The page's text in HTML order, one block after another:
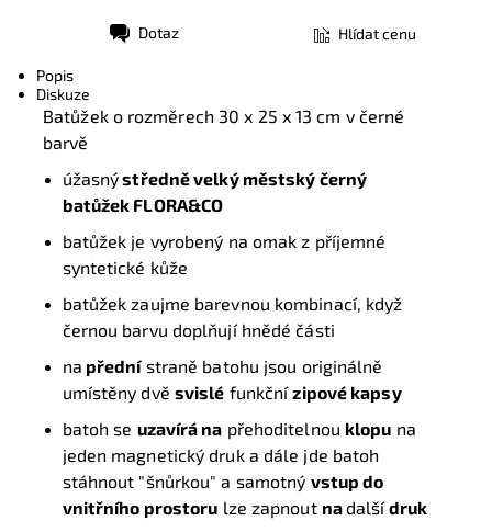
Dotaz Hlídat cenu
Popis
Diskuze
Batůžek o rozměrech 30 x 25 x 13 cm v černé
barvě
úžasnýstředně velký městský černý
batůžek FLORA&CO
batůžek je vyrobený na omak z příjemné
syntetické kůže
batůžek zaujme barevnou kombinací, když
černou barvu doplňují hnědé části
na přednístraně batohu jsou originálně
umístěny dvě svislé funkčnízipové kapsy
batoh se uzavírá na přehoditelnou klopu na
jeden magnetický druk a dále jde batoh
stáhnout "šnůrkou" a samotný vstup do
vnitřního prostoru lze zapnout na dalšídruk